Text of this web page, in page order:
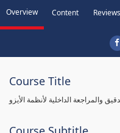
Overview Content Reviews
Course Title
والمراجعة الداخلية لأنظمة الأيزو